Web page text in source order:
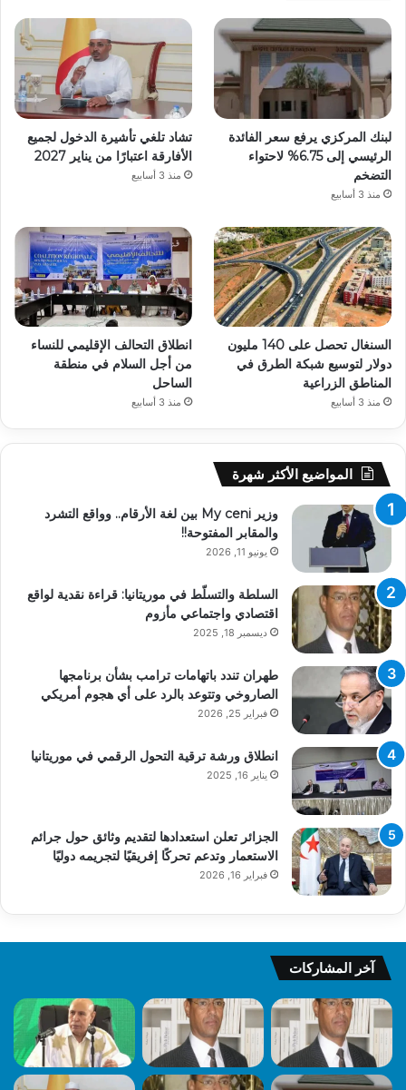
لبنك المركزي يرفع سعر الفائدة
الرئيسي إلى 6.75% لاحتواء
التضخم
منذ 3 أسابيع
تشاد تلغي تأشيرة الدخول لجميع
الأفارقة اعتبارًا من يناير 2027
منذ 3 أسابيع
السنغال تحصل على 140 مليون
دولار لتوسيع شبكة الطرق في
المناطق الزراعية
منذ 3 أسابيع
انطلاق التحالف الإقليمي للنساء
من أجل السلام في منطقة
الساحل
منذ 3 أسابيع
المواضيع الأكثر شهرة
وزير My ceni بين لغة الأرقام.. وواقع التشرد
والمقابر المفتوحة!!
يونيو 11, 2026
السلطة والتسلّط في موريتانيا: قراءة نقدية لواقع
اقتصادي واجتماعي مأزوم
ديسمبر 18, 2025
طهران تندد باتهامات ترامب بشأن برنامجها
الصاروخي وتتوعد بالرد على أي هجوم أمريكي
فبراير 25, 2026
انطلاق ورشة ترقية التحول الرقمي في موريتانيا
يناير 16, 2025
الجزائر تعلن استعدادها لتقديم وثائق حول جرائم
الاستعمار وتدعم تحركًا إفريقيًا لتجريمه دوليًا
فبراير 16, 2026
آخر المشاركات